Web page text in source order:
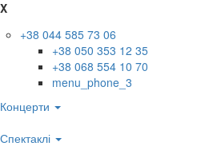
X
+38 044 585 73 06
+38 050 353 12 35
+38 068 554 10 70
menu_phone_3
Концерти
Спектаклі